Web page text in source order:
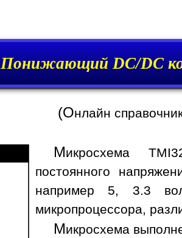
Понижающий DC/DC
(Онлайн
Микросхема
постоянного
например 5, 3.3
микропроцессора,
Микросхема